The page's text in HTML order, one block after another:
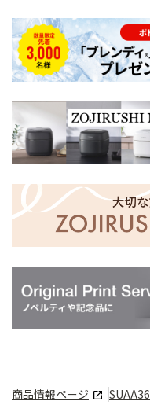
商品情報ページ SUAA36